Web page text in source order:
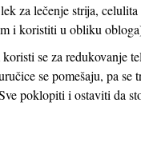
za lečenje strija,
i koristiti u obliku
se za redukovanje
se pomešaju, pa se
poklopiti i ostaviti da